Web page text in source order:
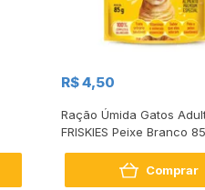
R$ 4,50
Ração Úmida Gatos
FRISKIES Peixe Branco
Comprar